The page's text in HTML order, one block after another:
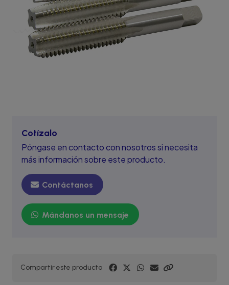
Cotízalo
Póngase en contacto con nosotros si necesita
más información sobre este producto.
Contáctanos
Mándanos un mensaje
Compartir este producto